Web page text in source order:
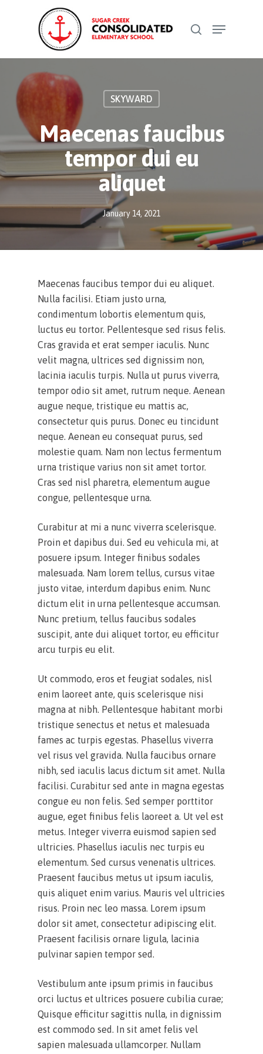
search
Menu
SKYWARD
Maecenas faucibus
tempor dui eu
aliquet
January 14, 2021
Maecenas faucibus tempor dui eu aliquet.
Nulla facilisi. Etiam justo urna,
condimentum lobortis elementum quis,
luctus eu tortor. Pellentesque sed risus felis.
Cras gravida et erat semper iaculis. Nunc
velit magna, ultrices sed dignissim non,
lacinia iaculis turpis. Nulla ut purus viverra,
tempor odio sit amet, rutrum neque. Aenean
augue neque, tristique eu mattis ac,
consectetur quis purus. Donec eu tincidunt
neque. Aenean eu consequat purus, sed
molestie quam. Nam non lectus fermentum
urna tristique varius non sit amet tortor.
Cras sed nisl pharetra, elementum augue
congue, pellentesque urna.
Curabitur at mi a nunc viverra scelerisque.
Proin et dapibus dui. Sed eu vehicula mi, at
posuere ipsum. Integer finibus sodales
malesuada. Nam lorem tellus, cursus vitae
justo vitae, interdum dapibus enim. Nunc
dictum elit in urna pellentesque accumsan.
Nunc pretium, tellus faucibus sodales
suscipit, ante dui aliquet tortor, eu efficitur
arcu turpis eu elit.
Ut commodo, eros et feugiat sodales, nisl
enim laoreet ante, quis scelerisque nisi
magna at nibh. Pellentesque habitant morbi
tristique senectus et netus et malesuada
fames ac turpis egestas. Phasellus viverra
vel risus vel gravida. Nulla faucibus ornare
nibh, sed iaculis lacus dictum sit amet. Nulla
facilisi. Curabitur sed ante in magna egestas
congue eu non felis. Sed semper porttitor
augue, eget finibus felis laoreet a. Ut vel est
metus. Integer viverra euismod sapien sed
ultricies. Phasellus iaculis nec turpis eu
elementum. Sed cursus venenatis ultrices.
Praesent faucibus metus ut ipsum iaculis,
quis aliquet enim varius. Mauris vel ultricies
risus. Proin nec leo massa. Lorem ipsum
dolor sit amet, consectetur adipiscing elit.
Praesent facilisis ornare ligula, lacinia
pulvinar sapien tempor sed.
Vestibulum ante ipsum primis in faucibus
orci luctus et ultrices posuere cubilia curae;
Quisque efficitur sagittis nulla, in dignissim
est commodo sed. In sit amet felis vel
sapien malesuada ullamcorper. Nullam